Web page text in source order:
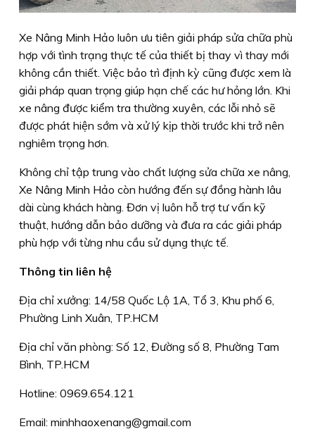
Xe Nâng Minh Hảo luôn ưu tiên giải pháp sửa chữa phù
hợp với tình trạng thực tế của thiết bị thay vì thay mới
không cần thiết. Việc bảo trì định kỳ cũng được xem là
giải pháp quan trọng giúp hạn chế các hư hỏng lớn. Khi
xe nâng được kiểm tra thường xuyên, các lỗi nhỏ sẽ
được phát hiện sớm và xử lý kịp thời trước khi trở nên
nghiêm trọng hơn.
Không chỉ tập trung vào chất lượng sửa chữa xe nâng,
Xe Nâng Minh Hảo còn hướng đến sự đồng hành lâu
dài cùng khách hàng. Đơn vị luôn hỗ trợ tư vấn kỹ
thuật, hướng dẫn bảo dưỡng và đưa ra các giải pháp
phù hợp với từng nhu cầu sử dụng thực tế.
Thông tin liên hệ
Địa chỉ xưởng: 14/58 Quốc Lộ 1A, Tổ 3, Khu phố 6,
Phường Linh Xuân, TP.HCM
Địa chỉ văn phòng: Số 12, Đường số 8, Phường Tam
Bình, TP.HCM
Hotline: 0969.654.121
Email: minhhaoxenang@gmail.com